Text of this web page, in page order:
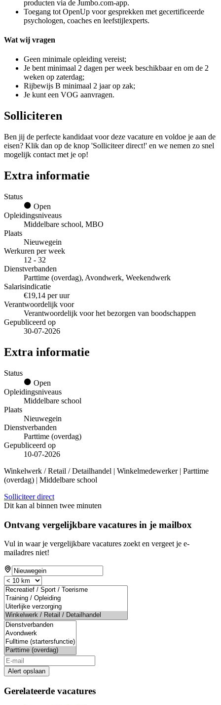
producten via de Jumbo.com-app.
Toegang tot OpenUp voor gesprekken met gecertificeerde
psychologen, coaches en leefstijlexperts.
Wat wij vragen
Geen minimale opleiding vereist;
Je bent minimaal 2 dagen per week beschikbaar en om de 2
weken op zaterdag;
Rijbewijs B minimaal 2 jaar op zak;
Je kunt een VOG aanvragen.
Solliciteren
Ben jij de perfecte kandidaat voor deze vacature en voldoe je aan de
eisen? Klik dan op de knop 'Solliciteer direct!' en we nemen zo snel
mogelijk contact met je op!
Extra informatie
Status
Open
Opleidingsniveaus
Middelbare school, MBO
Plaats
Nieuwegein
Werkuren per week
12 - 32
Dienstverbanden
Parttime (overdag), Avondwerk, Weekendwerk
Salarisindicatie
€19,14 per uur
Verantwoordelijk voor
Verantwoordelijk voor het bezorgen van boodschappen
Gepubliceerd op
30-07-2026
Extra informatie
Status
Open
Opleidingsniveaus
Middelbare school
Plaats
Nieuwegein
Dienstverbanden
Parttime (overdag)
Gepubliceerd op
10-07-2026
Winkelwerk / Retail / Detailhandel | Winkelmedewerker | Parttime
(overdag) | Middelbare school
Solliciteer direct
Dit kan al binnen twee minuten
Ontvang vergelijkbare vacatures in je mailbox
Vul in waar je vergelijkbare vacatures zoekt en vergeet je e-
mailadres niet!
Alert opslaan
Gerelateerde vacatures